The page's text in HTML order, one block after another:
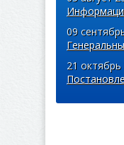
09
21 октябрь